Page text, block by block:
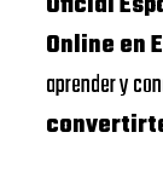
Online en
aprender y